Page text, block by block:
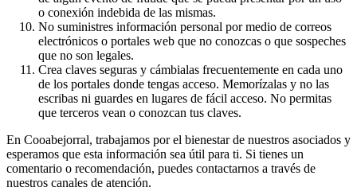
o conexión indebida de las mismas.
No suministres información personal por medio de correos
electrónicos o portales web que no conozcas o que sospeches
que no son legales.
Crea claves seguras y cámbialas frecuentemente en cada uno
de los portales donde tengas acceso. Memorízalas y no las
escribas ni guardes en lugares de fácil acceso. No permitas
que terceros vean o conozcan tus claves.
En Cooabejorral, trabajamos por el bienestar de nuestros asociados y
esperamos que esta información sea útil para ti. Si tienes un
comentario o recomendación, puedes contactarnos a través de
nuestros canales de atención.